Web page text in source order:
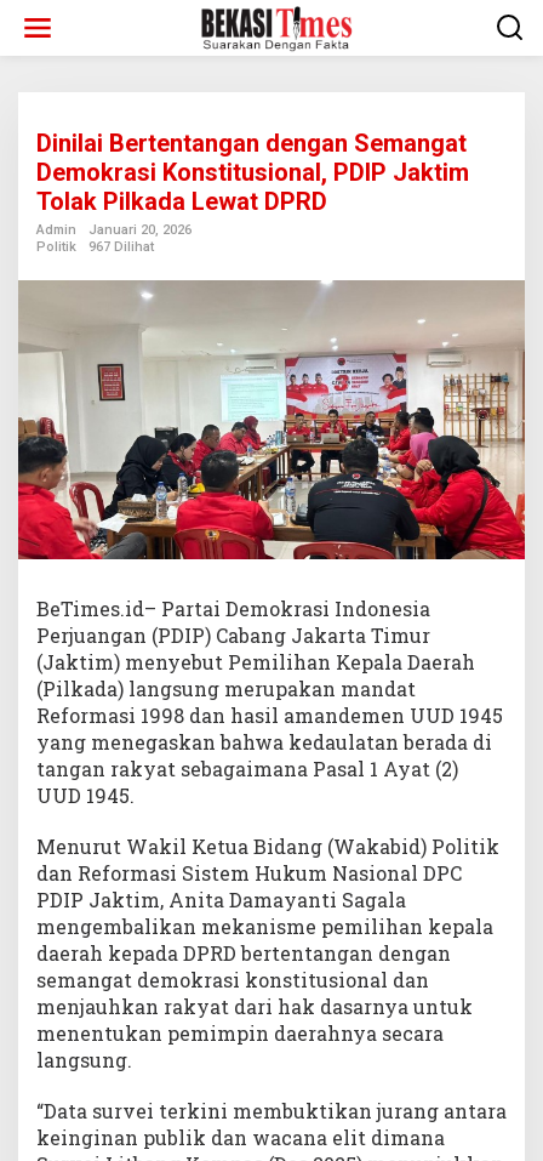
konten
Dinilai Bertentangan dengan Semangat
Demokrasi Konstitusional, PDIP Jaktim
Tolak Pilkada Lewat DPRD
Admin
Januari 20, 2026
Politik
967 Dilihat
BeTimes.id– Partai Demokrasi Indonesia
Perjuangan (PDIP) Cabang Jakarta Timur
(Jaktim) menyebut Pemilihan Kepala Daerah
(Pilkada) langsung merupakan mandat
Reformasi 1998 dan hasil amandemen UUD 1945
yang menegaskan bahwa kedaulatan berada di
tangan rakyat sebagaimana Pasal 1 Ayat (2)
UUD 1945.
Menurut Wakil Ketua Bidang (Wakabid) Politik
dan Reformasi Sistem Hukum Nasional DPC
PDIP Jaktim, Anita Damayanti Sagala
mengembalikan mekanisme pemilihan kepala
daerah kepada DPRD bertentangan dengan
semangat demokrasi konstitusional dan
menjauhkan rakyat dari hak dasarnya untuk
menentukan pemimpin daerahnya secara
langsung.
“Data survei terkini membuktikan jurang antara
keinginan publik dan wacana elit dimana